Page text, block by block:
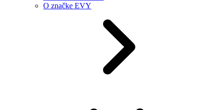
O značke EVY